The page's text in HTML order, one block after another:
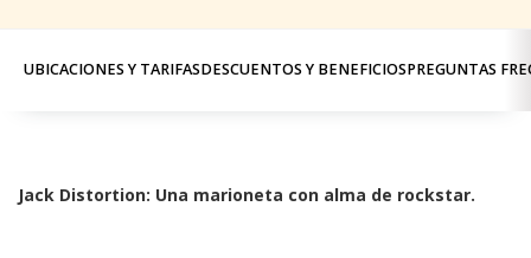
UBICACIONES Y TARIFASDESCUENTOS Y BENEFICIOSPREGUNTAS
Jack Distortion: Una marioneta con alma de rockstar.